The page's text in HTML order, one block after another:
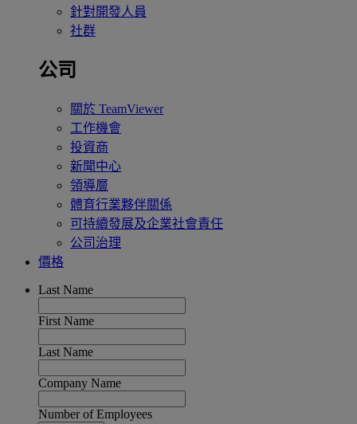
針對開發人員
社群
公司
關於 TeamViewer
工作機會
投資商
新聞中心
領導層
體育行業夥伴關係
可持續發展及企業社會責任
公司治理
價格
Last Name
First Name
Last Name
Company Name
Number of Employees